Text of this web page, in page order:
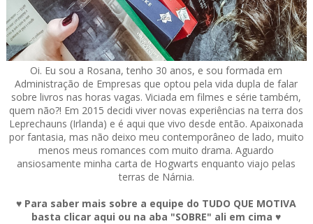
Oi. Eu sou a Rosana, tenho 30 anos, e sou formada em
Administração de Empresas que optou pela vida dupla de falar
sobre livros nas horas vagas. Viciada em filmes e série também,
quem não?! Em 2015 decidi viver novas experiências na terra dos
Leprechauns (Irlanda) e é aqui que vivo desde então. Apaixonada
por fantasia, mas não deixo meu contemporâneo de lado, muito
menos meus romances com muito drama. Aguardo
ansiosamente minha carta de Hogwarts enquanto viajo pelas
terras de Nárnia.
♥ Para saber mais sobre a equipe do TUDO QUE MOTIVA
basta clicar aqui ou na aba "SOBRE" ali em cima ♥